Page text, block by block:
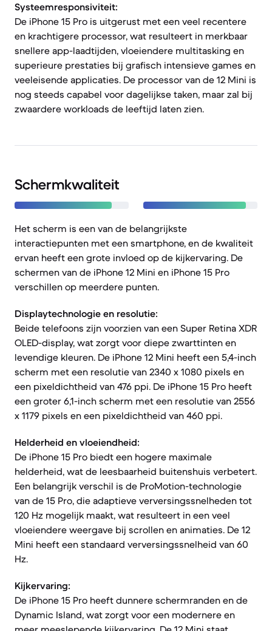
Systeemresponsiviteit:
De iPhone 15 Pro is uitgerust met een veel recentere
en krachtigere processor, wat resulteert in merkbaar
snellere app-laadtijden, vloeiendere multitasking en
superieure prestaties bij grafisch intensieve games en
veeleisende applicaties. De processor van de 12 Mini is
nog steeds capabel voor dagelijkse taken, maar zal bij
zwaardere workloads de leeftijd laten zien.
Schermkwaliteit
Het scherm is een van de belangrijkste
interactiepunten met een smartphone, en de kwaliteit
ervan heeft een grote invloed op de kijkervaring. De
schermen van de iPhone 12 Mini en iPhone 15 Pro
verschillen op meerdere punten.
Displaytechnologie en resolutie:
Beide telefoons zijn voorzien van een Super Retina XDR
OLED-display, wat zorgt voor diepe zwarttinten en
levendige kleuren. De iPhone 12 Mini heeft een 5,4-inch
scherm met een resolutie van 2340 x 1080 pixels en
een pixeldichtheid van 476 ppi. De iPhone 15 Pro heeft
een groter 6,1-inch scherm met een resolutie van 2556
x 1179 pixels en een pixeldichtheid van 460 ppi.
Helderheid en vloeiendheid:
De iPhone 15 Pro biedt een hogere maximale
helderheid, wat de leesbaarheid buitenshuis verbetert.
Een belangrijk verschil is de ProMotion-technologie
van de 15 Pro, die adaptieve verversingssnelheden tot
120 Hz mogelijk maakt, wat resulteert in een veel
vloeiendere weergave bij scrollen en animaties. De 12
Mini heeft een standaard verversingssnelheid van 60
Hz.
Kijkervaring:
De iPhone 15 Pro heeft dunnere schermranden en de
Dynamic Island, wat zorgt voor een modernere en